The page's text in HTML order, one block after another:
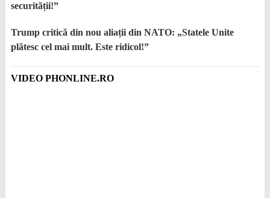
securității!”
Trump critică din nou aliații din NATO: „Statele Unite
plătesc cel mai mult. Este ridicol!”
VIDEO PHONLINE.RO